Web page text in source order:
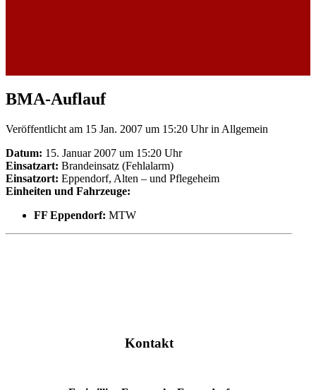
BMA-Auflauf
Veröffentlicht am 15 Jan. 2007 um 15:20 Uhrin Allgemein
Datum: 15. Januar 2007 um 15:20 Uhr
Einsatzart: Brandeinsatz (Fehlalarm)
Einsatzort: Eppendorf, Alten – und Pflegeheim
Einheiten und Fahrzeuge:
FF Eppendorf: MTW
Kontakt